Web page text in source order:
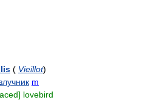
( Vieillot)
m
lovebird